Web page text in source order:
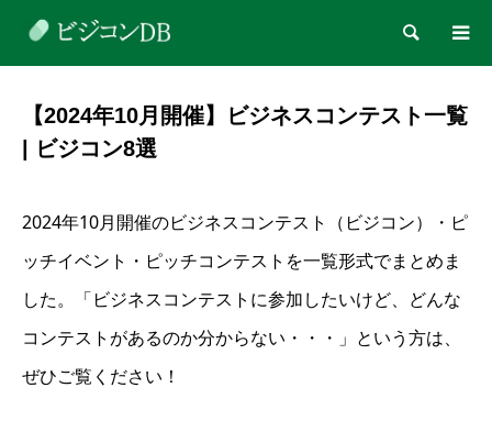
検索
【2024年10月開催】ビジネスコンテスト一覧
| ビジコン8選
2024年10月開催のビジネスコンテスト（ビジコン）・ピ
ッチイベント・ピッチコンテストを一覧形式でまとめま
した。「ビジネスコンテストに参加したいけど、どんな
コンテストがあるのか分からない・・・」という方は、
ぜひご覧ください！